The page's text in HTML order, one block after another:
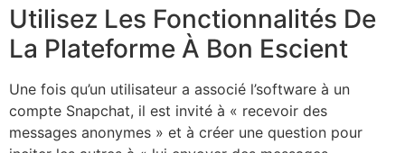
Utilisez Les Fonctionnalités De
La Plateforme À Bon Escient
Une fois qu’un utilisateur a associé l’software à un
compte Snapchat, il est invité à « recevoir des
messages anonymes » et à créer une question pour